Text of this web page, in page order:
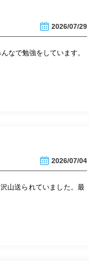
2026/07/29
なで勉強をしています。
2026/07/04
山送られていました。最